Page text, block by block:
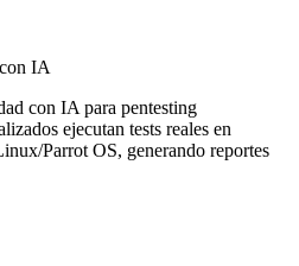
IA
con IA para pentesting
ejecutan tests reales en
Parrot OS, generando reportes